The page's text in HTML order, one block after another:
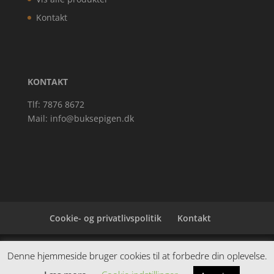
Kontakt
KONTAKT
Tlf: 7876 8672
Mail: info@buksepigen.dk
Cookie- og privatlivspolitik Kontakt
Denne hjemmeside samler et bredt udvalg af
spændende varer. Siden er et affiiliatesite, og nogle
Denne hjemmeside bruger cookies til at forbedre din oplevelse.